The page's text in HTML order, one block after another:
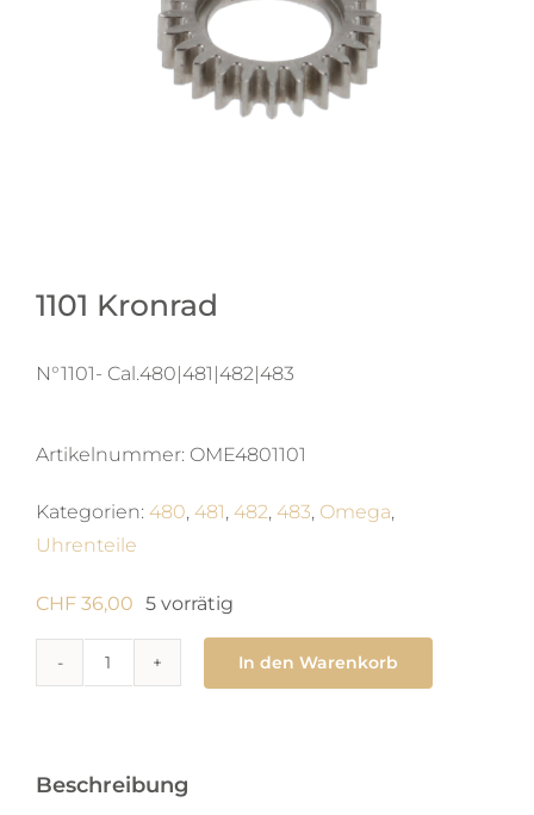
1101 Kronrad
N°1101- Cal.480|481|482|483
Artikelnummer: OME4801101
Kategorien: 480, 481, 482, 483, Omega,
Uhrenteile
CHF36,00 5 vorrätig
In den Warenkorb
Beschreibung